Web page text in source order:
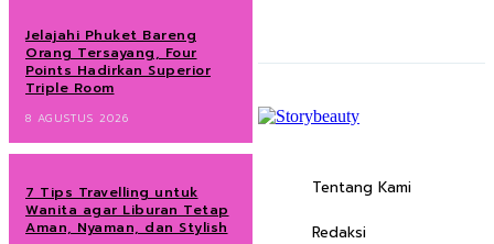
Jelajahi Phuket Bareng
Orang Tersayang, Four
Points Hadirkan Superior
Triple Room
8 AGUSTUS 2026
7 Tips Travelling untuk
Wanita agar Liburan Tetap
Aman, Nyaman, dan Stylish
Tentang Kami
Redaksi